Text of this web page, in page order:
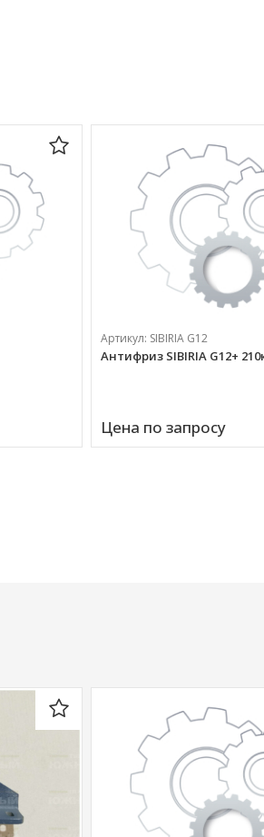
Артикул: SIBIRIA G12
Антифриз SIBIRIA G12+
Цена по запросу